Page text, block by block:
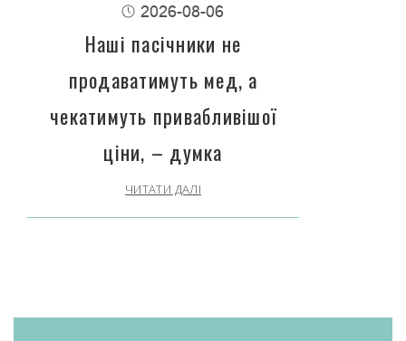
2026-08-06
Наші пасічники не
продаватимуть мед, а
чекатимуть привабливішої
ціни, – думка
ЧИТАТИ ДАЛІ